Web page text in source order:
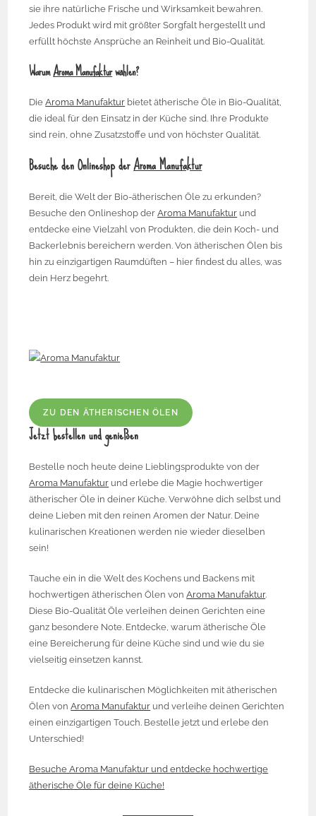
sie ihre natürliche Frische und Wirksamkeit bewahren.
Jedes Produkt wird mit größter Sorgfalt hergestellt und
erfüllt höchste Ansprüche an Reinheit und Bio-Qualität.
WarumAroma Manufakturwählen?
DieAroma Manufaktur bietet ätherische Öle in Bio-Qualität,
die ideal für den Einsatz in der Küche sind. Ihre Produkte
sind rein, ohne Zusatzstoffe und von höchster Qualität.
Besuche den Onlineshop derAroma Manufaktur
Bereit, die Welt der Bio-ätherischen Öle zu erkunden?
Besuche den Onlineshop derAroma Manufaktur und
entdecke eine Vielzahl von Produkten, die dein Koch- und
Backerlebnis bereichern werden. Von ätherischen Ölen bis
hin zu einzigartigen Raumdüften – hier findest du alles, was
dein Herz begehrt.
ZU DEN ÄTHERISCHEN ÖLEN
Jetzt bestellen und genießen
Bestelle noch heute deine Lieblingsprodukte von der
Aroma Manufaktur und erlebe die Magie hochwertiger
ätherischer Öle in deiner Küche. Verwöhne dich selbst und
deine Lieben mit den reinen Aromen der Natur. Deine
kulinarischen Kreationen werden nie wieder dieselben
sein!
Tauche ein in die Welt des Kochens und Backens mit
hochwertigen ätherischen Ölen vonAroma Manufaktur.
Diese Bio-Qualität Öle verleihen deinen Gerichten eine
ganz besondere Note. Entdecke, warum ätherische Öle
eine Bereicherung für deine Küche sind und wie du sie
vielseitig einsetzen kannst.
Entdecke die kulinarischen Möglichkeiten mit ätherischen
Ölen vonAroma Manufaktur und verleihe deinen Gerichten
einen einzigartigen Touch. Bestelle jetzt und erlebe den
Unterschied!
Besuche Aroma Manufaktur und entdecke hochwertige
ätherische Öle für deine Küche!